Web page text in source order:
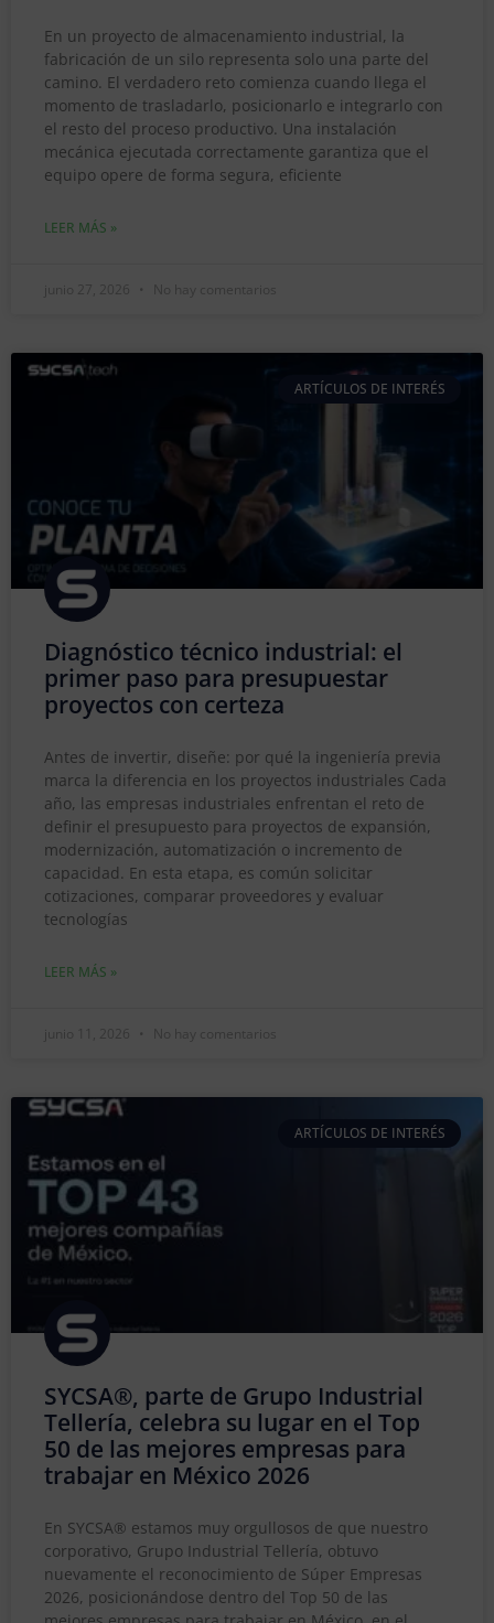
En un proyecto de almacenamiento industrial, la
fabricación de un silo representa solo una parte del
camino. El verdadero reto comienza cuando llega el
momento de trasladarlo, posicionarlo e integrarlo con
el resto del proceso productivo. Una instalación
mecánica ejecutada correctamente garantiza que el
equipo opere de forma segura, eficiente
LEER MÁS »
junio 27, 2026 No hay comentarios
ARTÍCULOS DE INTERÉS
Diagnóstico técnico industrial: el
primer paso para presupuestar
proyectos con certeza
Antes de invertir, diseñe: por qué la ingeniería previa
marca la diferencia en los proyectos industriales Cada
año, las empresas industriales enfrentan el reto de
definir el presupuesto para proyectos de expansión,
modernización, automatización o incremento de
capacidad. En esta etapa, es común solicitar
cotizaciones, comparar proveedores y evaluar
tecnologías
LEER MÁS »
junio 11, 2026 No hay comentarios
ARTÍCULOS DE INTERÉS
SYCSA®, parte de Grupo Industrial
Tellería, celebra su lugar en el Top
50 de las mejores empresas para
trabajar en México 2026
En SYCSA® estamos muy orgullosos de que nuestro
corporativo, Grupo Industrial Tellería, obtuvo
nuevamente el reconocimiento de Súper Empresas
2026, posicionándose dentro del Top 50 de las